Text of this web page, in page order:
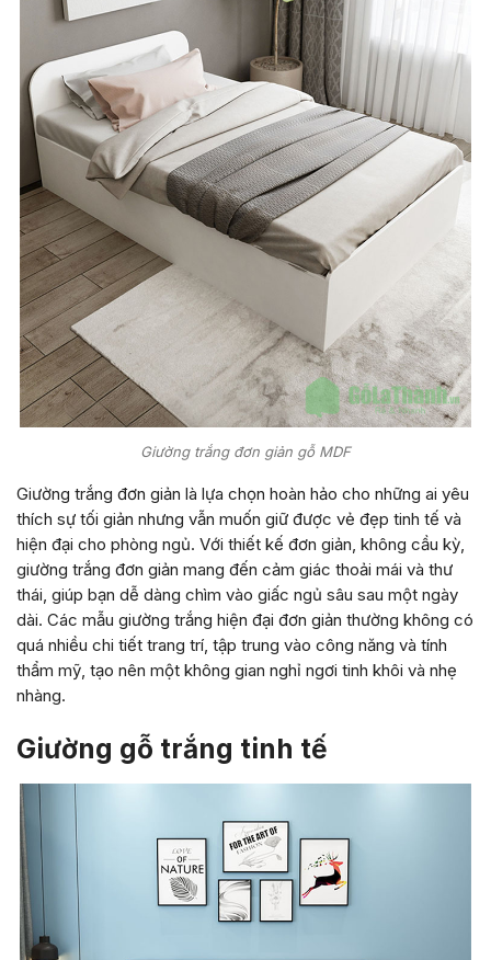
Giường trắng đơn giản gỗ MDF
Giường trắng đơn giản là lựa chọn hoàn hảo cho những ai yêu
thích sự tối giản nhưng vẫn muốn giữ được vẻ đẹp tinh tế và
hiện đại cho phòng ngủ. Với thiết kế đơn giản, không cầu kỳ,
giường trắng đơn giản mang đến cảm giác thoải mái và thư
thái, giúp bạn dễ dàng chìm vào giấc ngủ sâu sau một ngày
dài. Các mẫu giường trắng hiện đại đơn giản thường không có
quá nhiều chi tiết trang trí, tập trung vào công năng và tính
thẩm mỹ, tạo nên một không gian nghỉ ngơi tinh khôi và nhẹ
nhàng.
Giường gỗ trắng tinh tế